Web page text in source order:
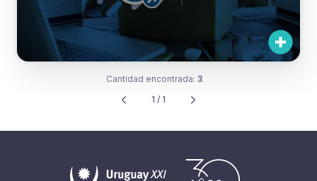
Cantidad encontrada: 3
1 / 1